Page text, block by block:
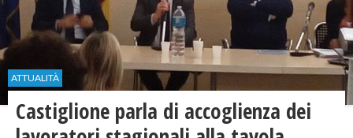
ATTUALITÀ
Castiglione parla di accoglienza dei